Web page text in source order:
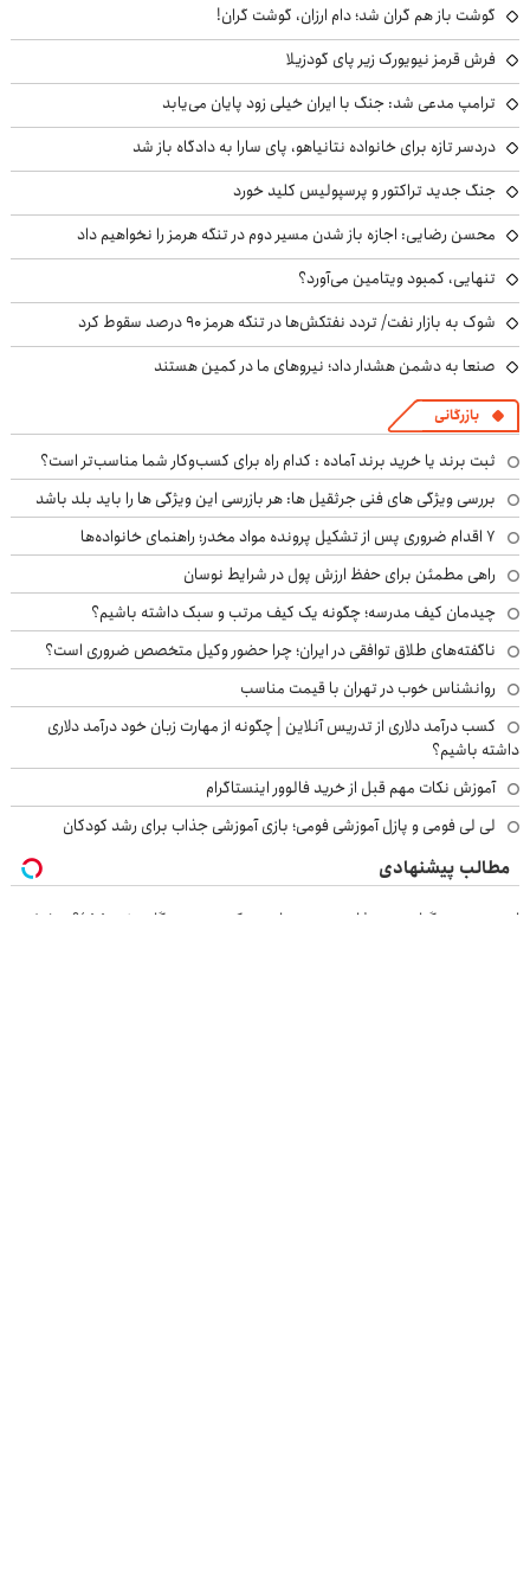
گوشت باز هم گران شد؛ دام ارزان، گوشت گران!
فرش قرمز نیویورک زیر پای گودزیلا
ترامپ مدعی شد: جنگ با ایران خیلی زود پایان می‌یابد
دردسر تازه برای خانواده نتانیاهو، پای سارا به دادگاه باز شد
جنگ جدید تراکتور و پرسپولیس کلید خورد
محسن رضایی: اجازه باز شدن مسیر دوم در تنگه هرمز را نخواهیم داد
تنهایی، کمبود ویتامین می‌آورد؟
شوک به بازار نفت/ تردد نفتکش‌ها در تنگه هرمز ۹۰ درصد سقوط کرد
صنعا به دشمن هشدار داد؛ نیروهای ما در کمین هستند
بازرگانی
ثبت برند یا خرید برند آماده : کدام راه برای کسب‌وکار شما مناسب‌تر است؟
بررسی ویژگی های فنی جرثقیل ها: هر بازرسی این ویژگی ها را باید بلد باشد
۷ اقدام ضروری پس از تشکیل پرونده مواد مخدر؛ راهنمای خانواده‌ها
راهی مطمئن برای حفظ ارزش پول در شرایط نوسان
چیدمان کیف مدرسه؛ چگونه یک کیف مرتب و سبک داشته باشیم؟
ناگفته‌های طلاق توافقی در ایران؛ چرا حضور وکیل متخصص ضروری است؟
روانشناس خوب در تهران با قیمت مناسب
کسب درآمد دلاری از تدریس آنلاین | چگونه از مهارت زبان خود درآمد دلاری
داشته باشیم؟
آموزش نکات مهم قبل از خرید فالوور اینستاگرام
لی لی فومی و پازل آموزشی فومی؛ بازی آموزشی جذاب برای رشد کودکان
مطالب پیشنهادی
این معجون گیاهی نمیذاره چربی ها روی کبدت موندگار بشن55%تخفیف